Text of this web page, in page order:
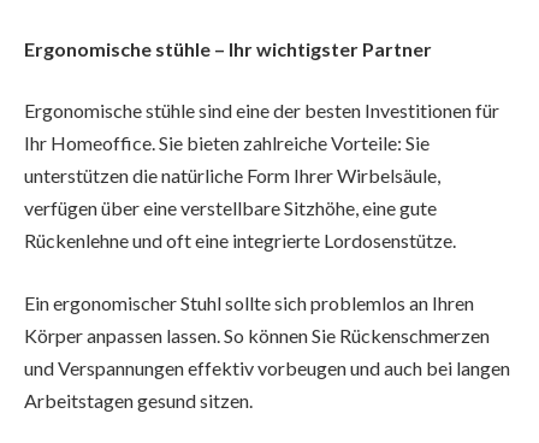
Ergonomische stühle – Ihr wichtigster Partner
Ergonomische stühle sind eine der besten Investitionen für
Ihr Homeoffice. Sie bieten zahlreiche Vorteile: Sie
unterstützen die natürliche Form Ihrer Wirbelsäule,
verfügen über eine verstellbare Sitzhöhe, eine gute
Rückenlehne und oft eine integrierte Lordosenstütze.
Ein ergonomischer Stuhl sollte sich problemlos an Ihren
Körper anpassen lassen. So können Sie Rückenschmerzen
und Verspannungen effektiv vorbeugen und auch bei langen
Arbeitstagen gesund sitzen.